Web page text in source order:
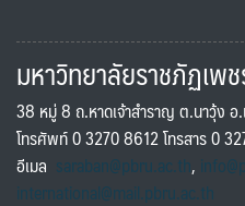
มหาวิทยาลัยราชภัฏเพ
38 หมู่ 8 ถ.หาดเจ้าสำราญ ต.นาวุ้ง อ
โทรศัพท์ 0 3270 8612 โทรสาร 0
อีเมล saraban@pbru.ac.th,
international@mail.pbru.ac.th